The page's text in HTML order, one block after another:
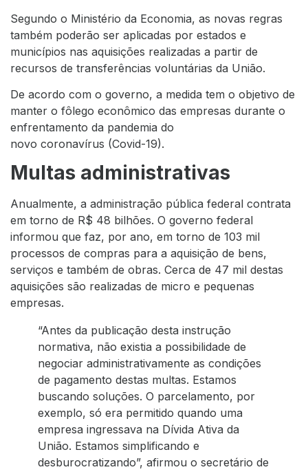
Segundo o Ministério da Economia, as novas regras
também poderão ser aplicadas por estados e
municípios nas aquisições realizadas a partir de
recursos de transferências voluntárias da União.
De acordo com o governo, a medida tem o objetivo de
manter o fôlego econômico das empresas durante o
enfrentamento da pandemia do
novo coronavírus (Covid-19).
Multas administrativas
Anualmente, a administração pública federal contrata
em torno de R$ 48 bilhões. O governo federal
informou que faz, por ano, em torno de 103 mil
processos de compras para a aquisição de bens,
serviços e também de obras. Cerca de 47 mil destas
aquisições são realizadas de micro e pequenas
empresas.
“Antes da publicação desta instrução
normativa, não existia a possibilidade de
negociar administrativamente as condições
de pagamento destas multas. Estamos
buscando soluções. O parcelamento, por
exemplo, só era permitido quando uma
empresa ingressava na Dívida Ativa da
União. Estamos simplificando e
desburocratizando”, afirmou o secretário de